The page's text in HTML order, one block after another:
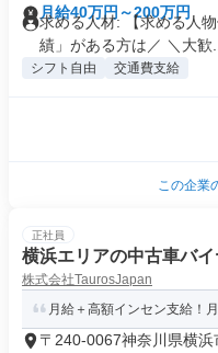
月給40万円～200万円
求める人材: 【求める人
績」がある方は／ ＼大歓...
シフト自由 交通費支給
この企業
正社員
横浜エリアの中古車バ
株式会社TaurosJapan
月給＋高額インセン支給！
〒240-0067神奈川県横